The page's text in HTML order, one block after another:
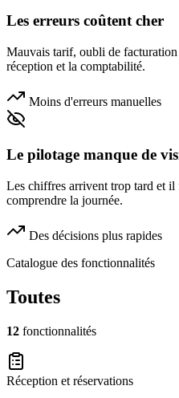
Les erreurs coûtent cher
Mauvais tarif, oubli de
réception et la comptabilité.
Moins d'erreurs manuelles
Le pilotage manque de
Les chiffres arrivent trop tard et
comprendre la journée.
Des décisions plus rapides
Catalogue des fonctionnalités
Toutes
12 fonctionnalités
Réception et réservations